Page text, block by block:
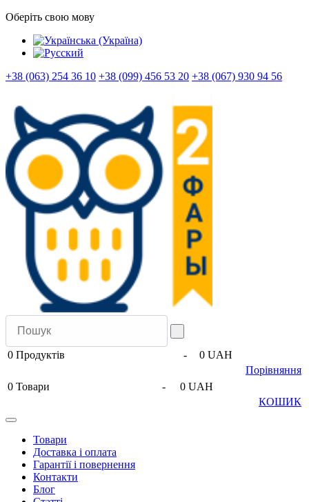
Оберіть свою мову
+38 (063) 254 36 10 +38 (099) 456 53 20 +38 (067) 930 94 56
0 Продуктів -
0 UAH
Порівняння
0 Товари -
0 UAH
КОШИК
Товари
Доставка і оплата
Гарантії і повернення
Контакти
Блог